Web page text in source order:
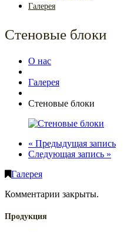
Галерея
Стеновые блоки
О нас
Галерея
Стеновые блоки
« Предыдущая запись
Следующая запись »
Галерея
Комментарии закрыты.
Продукция